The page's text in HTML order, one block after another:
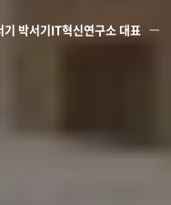
기 박서기IT혁신연구소 대표